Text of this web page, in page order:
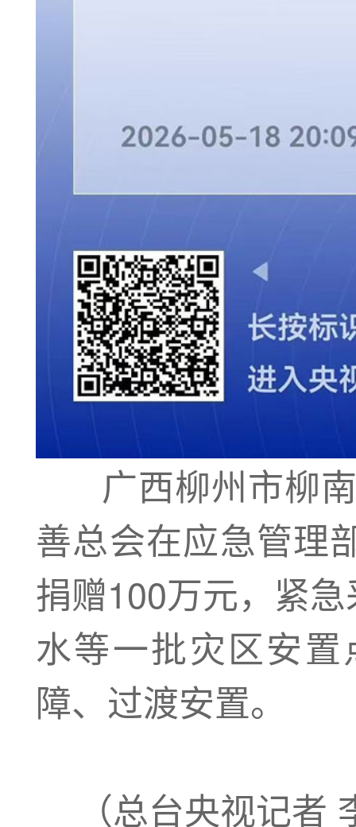
广西柳州市柳南
善总会在应急管理
捐赠100万元，紧
水等一批灾区安
障、过渡安置。
（总台央视记者